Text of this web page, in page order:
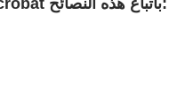
حقق أقصى استفادة من Adobe Acrobat باتباع هذه النصائح: